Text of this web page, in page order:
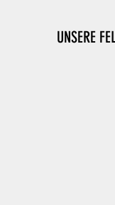
UNSERE